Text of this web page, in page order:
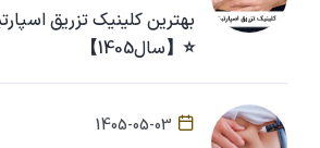
بهترین کلینیک تزریق
⭐【سال1405】
1405-05-03